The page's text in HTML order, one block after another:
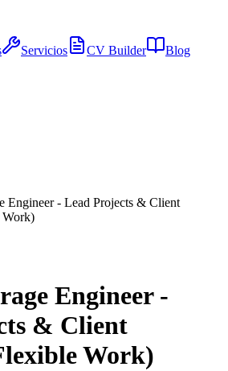
Servicios CV Builder Blog
Engineer - Lead Projects & Client
Work)
Engineer -
& Client
Work)